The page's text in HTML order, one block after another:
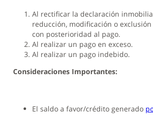
Al rectificar la declaración
reducción, modificación o
con posterioridad al pago.
Al realizar un pago en exceso.
Al realizar un pago indebido.
Consideraciones Importantes:
El saldo a favor/crédito generado